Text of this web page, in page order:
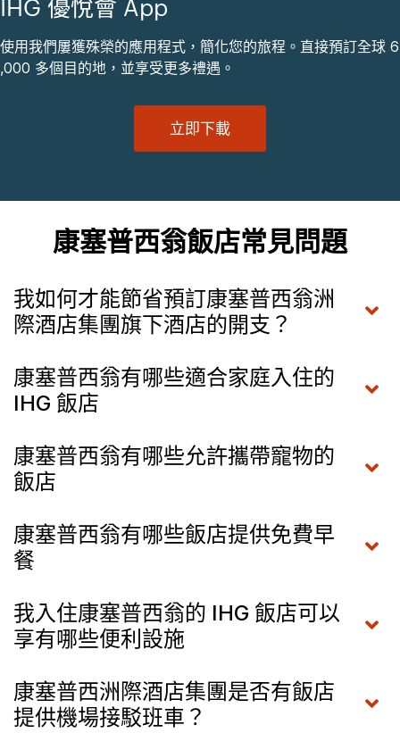
IHG 優悅會 App
使用我們屢獲殊榮的應用程式，簡化您的旅程。直接預訂全球 6
,000 多個目的地，並享受更多禮遇。
立即下載
康塞普西翁飯店常見問題
我如何才能節省預訂康塞普西翁洲
際酒店集團旗下酒店的開支？
康塞普西翁有哪些適合家庭入住的
IHG 飯店
康塞普西翁有哪些允許攜帶寵物的
飯店
康塞普西翁有哪些飯店提供免費早
餐
我入住康塞普西翁的 IHG 飯店可以
享有哪些便利設施
康塞普西洲際酒店集團是否有飯店
提供機場接駁班車？